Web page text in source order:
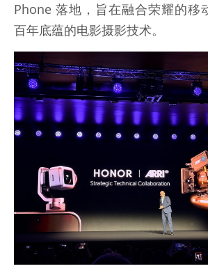
Phone 落地，旨在融合荣耀的移
百年底蕴的电影摄影技术。